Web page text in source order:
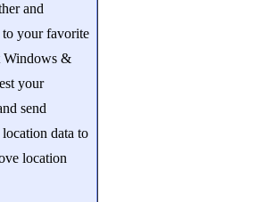
and
to your favorite
Windows &
your
send
data to
location